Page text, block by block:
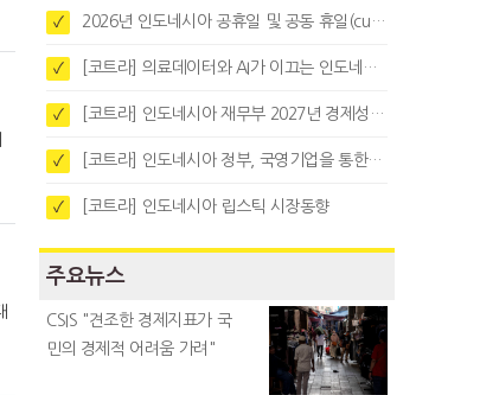
✓ 2026년 인도네시아 공휴일 및 공동 휴일(cuti bersama)
✓ [코트라] 의료데이터와 AI가 이끄는 인도네시아 디지털 헬스케어 시장 트렌드
✓ [코트라] 인도네시아 재무부 2027년 경제성장 전망 및 목표 발표
✓ [코트라] 인도네시아 정부, 국영기업을 통한 석탄·팜유·합금철 수출 중앙집중화 추진
✓ [코트라] 인도네시아 립스틱 시장동향
주요뉴스
CSIS "견조한 경제지표가 국
민의 경제적 어려움 가려"